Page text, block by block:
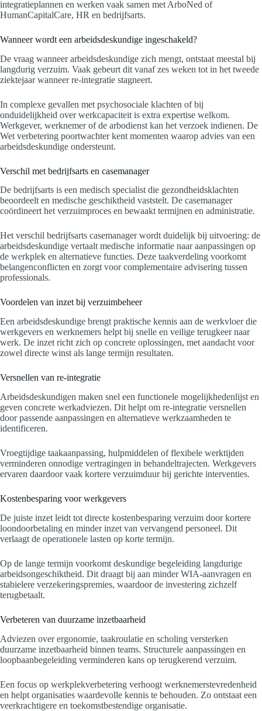
integratieplannen en werken vaak samen met ArboNed of
HumanCapitalCare, HR en bedrijfsarts.
Wanneer wordt een arbeidsdeskundige ingeschakeld?
De vraag wanneer arbeidsdeskundige zich mengt, ontstaat meestal bij
langdurig verzuim. Vaak gebeurt dit vanaf zes weken tot in het tweede
ziektejaar wanneer re-integratie stagneert.
In complexe gevallen met psychosociale klachten of bij
onduidelijkheid over werkcapaciteit is extra expertise welkom.
Werkgever, werknemer of de arbodienst kan het verzoek indienen. De
Wet verbetering poortwachter kent momenten waarop advies van een
arbeidsdeskundige ondersteunt.
Verschil met bedrijfsarts en casemanager
De bedrijfsarts is een medisch specialist die gezondheidsklachten
beoordeelt en medische geschiktheid vaststelt. De casemanager
coördineert het verzuimproces en bewaakt termijnen en administratie.
Het verschil bedrijfsarts casemanager wordt duidelijk bij uitvoering: de
arbeidsdeskundige vertaalt medische informatie naar aanpassingen op
de werkplek en alternatieve functies. Deze taakverdeling voorkomt
belangenconflicten en zorgt voor complementaire advisering tussen
professionals.
Voordelen van inzet bij verzuimbeheer
Een arbeidsdeskundige brengt praktische kennis aan de werkvloer die
werkgevers en werknemers helpt bij snelle en veilige terugkeer naar
werk. De inzet richt zich op concrete oplossingen, met aandacht voor
zowel directe winst als lange termijn resultaten.
Versnellen van re-integratie
Arbeidsdeskundigen maken snel een functionele mogelijkhedenlijst en
geven concrete werkadviezen. Dit helpt om re-integratie versnellen
door passende aanpassingen en alternatieve werkzaamheden te
identificeren.
Vroegtijdige taakaanpassing, hulpmiddelen of flexibele werktijden
verminderen onnodige vertragingen in behandeltrajecten. Werkgevers
ervaren daardoor vaak kortere verzuimduur bij gerichte interventies.
Kostenbesparing voor werkgevers
De juiste inzet leidt tot directe kostenbesparing verzuim door kortere
loondoorbetaling en minder inzet van vervangend personeel. Dit
verlaagt de operationele lasten op korte termijn.
Op de lange termijn voorkomt deskundige begeleiding langdurige
arbeidsongeschiktheid. Dit draagt bij aan minder WIA-aanvragen en
stabielere verzekeringspremies, waardoor de investering zichzelf
terugbetaalt.
Verbeteren van duurzame inzetbaarheid
Adviezen over ergonomie, taakroulatie en scholing versterken
duurzame inzetbaarheid binnen teams. Structurele aanpassingen en
loopbaanbegeleiding verminderen kans op terugkerend verzuim.
Een focus op werkplekverbetering verhoogt werknemerstevredenheid
en helpt organisaties waardevolle kennis te behouden. Zo ontstaat een
veerkrachtigere en toekomstbestendige organisatie.